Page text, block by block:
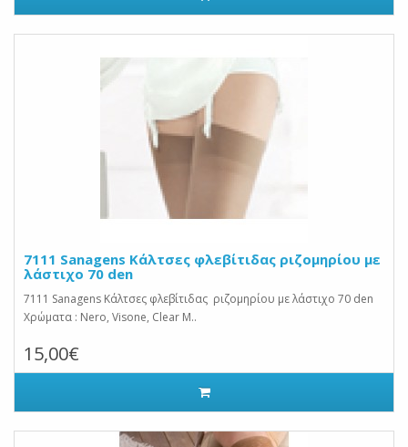
7111 Sanagens Κάλτσες φλεβίτιδας ριζομηρίου με
λάστιχο 70 den
7111 Sanagens Κάλτσες φλεβίτιδας ριζομηρίου με λάστιχο 70 den
Χρώματα : Nero, Visone, Clear Μ..
15,00€